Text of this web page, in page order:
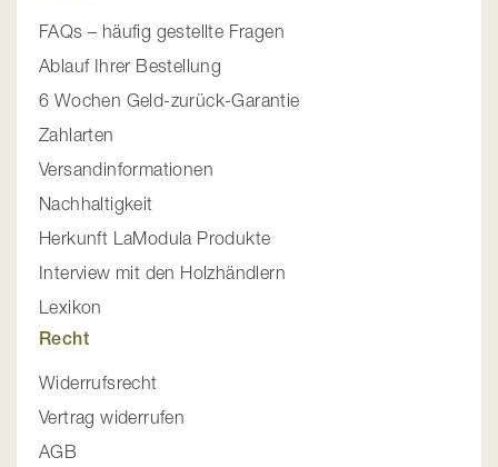
FAQs – häufig gestellte Fragen
Ablauf Ihrer Bestellung
6 Wochen Geld-zurück-Garantie
Zahlarten
Versandinformationen
Nachhaltigkeit
Herkunft LaModula Produkte
Interview mit den Holzhändlern
Lexikon
Recht
Widerrufsrecht
Vertrag widerrufen
AGB